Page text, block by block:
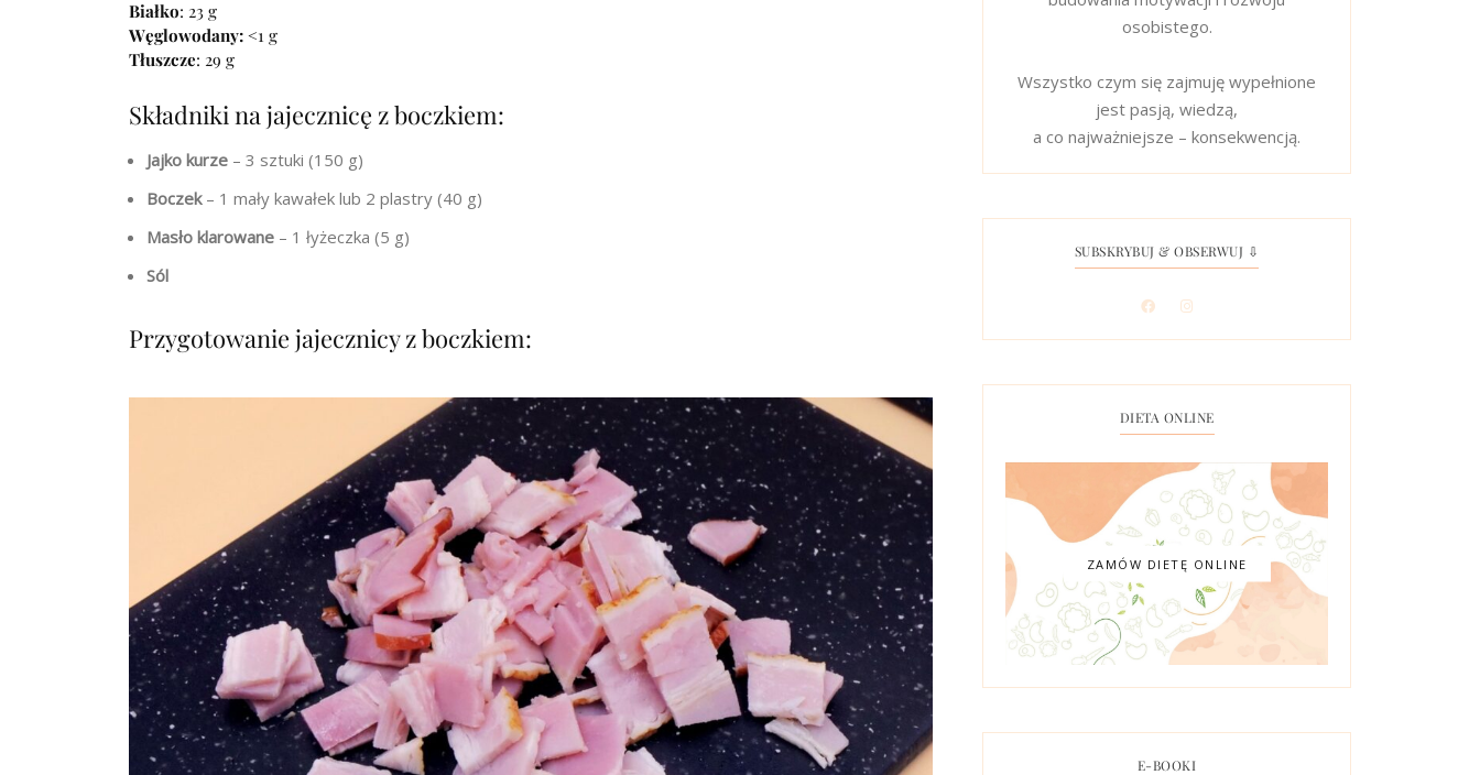
Białko: 23 g
Węglowodany: <1 g
Tłuszcze: 29 g
Składniki na jajecznicę z boczkiem:
Jajko kurze – 3 sztuki (150 g)
Boczek– 1 mały kawałek lub 2 plastry (40 g)
Masło klarowane – 1 łyżeczka (5 g)
Sól
Przygotowanie jajecznicy z boczkiem:
osobistego.
Wszystko czym się zajmuję wypełnione
jest pasją, wiedzą,
a co najważniejsze – konsekwencją.
SUBSKRYBUJ & OBSERWUJ ⇩
DIETA ONLINE
ZAMÓW DIETĘ ONLINE
E-BOOKI